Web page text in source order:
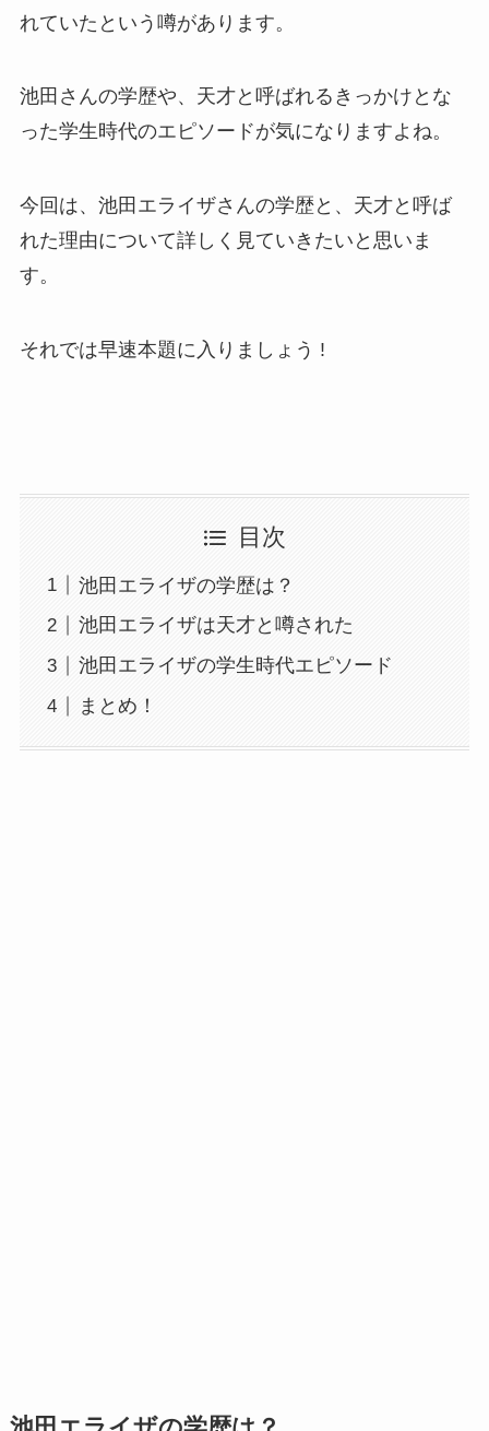
れていたという噂があります。
池田さんの学歴や、天才と呼ばれるきっかけとな
った学生時代のエピソードが気になりますよね。
今回は、池田エライザさんの学歴と、天才と呼ば
れた理由について詳しく見ていきたいと思いま
す。
それでは早速本題に入りましょう !
目次
池田エライザの学歴は？
池田エライザは天才と噂された
池田エライザの学生時代エピソード
まとめ！